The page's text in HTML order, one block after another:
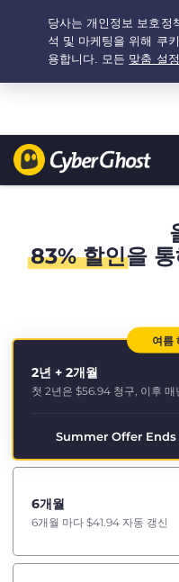
추천 옵션: 최저가 -
83% 할인을
여름
2년 + 2개월
첫 2년은 $56.94 청구, 이후 매
Summer Offer Ends
6개월
6개월 마다 $41.94 자동 갱신